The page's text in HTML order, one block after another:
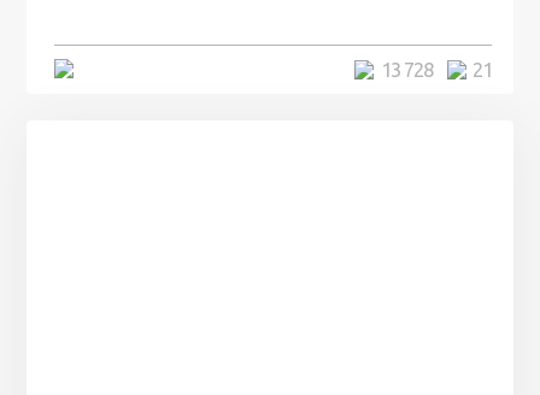
21
13 728